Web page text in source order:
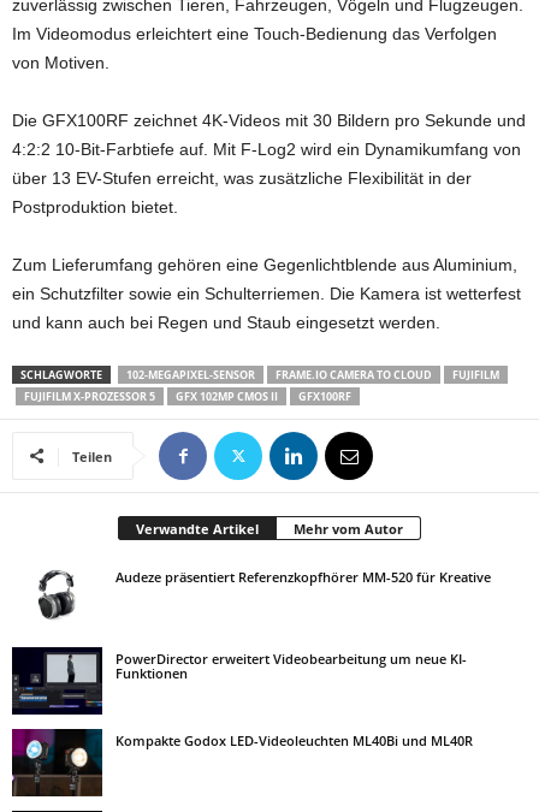
zuverlässig zwischen Tieren, Fahrzeugen, Vögeln und Flugzeugen.
Im Videomodus erleichtert eine Touch-Bedienung das Verfolgen
von Motiven.
Die GFX100RF zeichnet 4K-Videos mit 30 Bildern pro Sekunde und
4:2:2 10-Bit-Farbtiefe auf. Mit F-Log2 wird ein Dynamikumfang von
über 13 EV-Stufen erreicht, was zusätzliche Flexibilität in der
Postproduktion bietet.
Zum Lieferumfang gehören eine Gegenlichtblende aus Aluminium,
ein Schutzfilter sowie ein Schulterriemen. Die Kamera ist wetterfest
und kann auch bei Regen und Staub eingesetzt werden.
SCHLAGWORTE 102-MEGAPIXEL-SENSOR FRAME.IO CAMERA TO CLOUD
FUJIFILM
FUJIFILM X-PROZESSOR 5
GFX 102MP CMOS II GFX100RF
Teilen
Verwandte Artikel Mehr vom Autor
Audeze präsentiert Referenzkopfhörer MM-520 für Kreative
PowerDirector erweitert Videobearbeitung um neue KI-
Funktionen
Kompakte Godox LED-Videoleuchten ML40Bi und ML40R